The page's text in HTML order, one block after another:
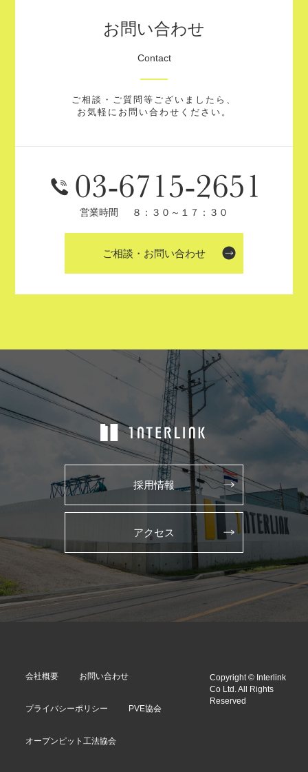
お問い合わせ
Contact
ご相談・ご質問等ございましたら、
お気軽にお問い合わせください。
営業時間 ８：３０～１７：３０
ご相談・お問い合わせ
採用情報
アクセス
会社概要 お問い合わせ
プライバシーポリシー PVE協会
オープンピット工法協会
Copyright © Interlink
Co Ltd. All Rights
Reserved